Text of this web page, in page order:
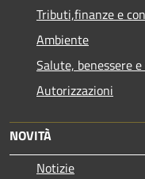
Tributi,finanze e
Ambiente
Salute, benessere
Autorizzazioni
NOVITÀ
Notizie